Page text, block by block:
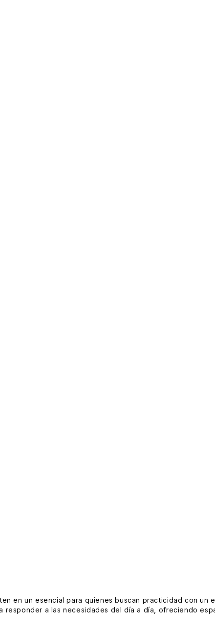
en un esencial para quienes buscan practicidad con un
responder a las necesidades del día a día, ofreciendo